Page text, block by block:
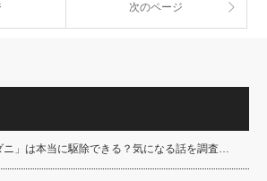
次のページ
ニ」は本当に駆除できる？気になる話を調査…